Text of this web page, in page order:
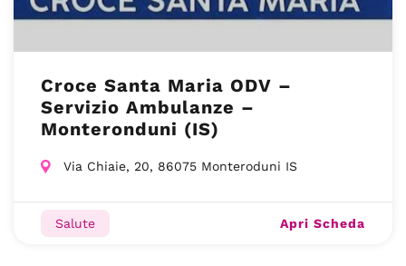
Croce Santa Maria ODV –
Servizio Ambulanze –
Monteronduni (IS)
Via Chiaie, 20, 86075 Monteroduni IS
Salute Apri Scheda